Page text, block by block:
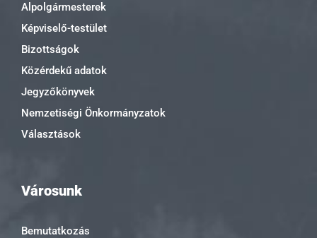
Alpolgármesterek
Képviselő-testület
Bizottságok
Közérdekű adatok
Jegyzőkönyvek
Nemzetiségi Önkormányzatok
Választások
Városunk
Bemutatkozás